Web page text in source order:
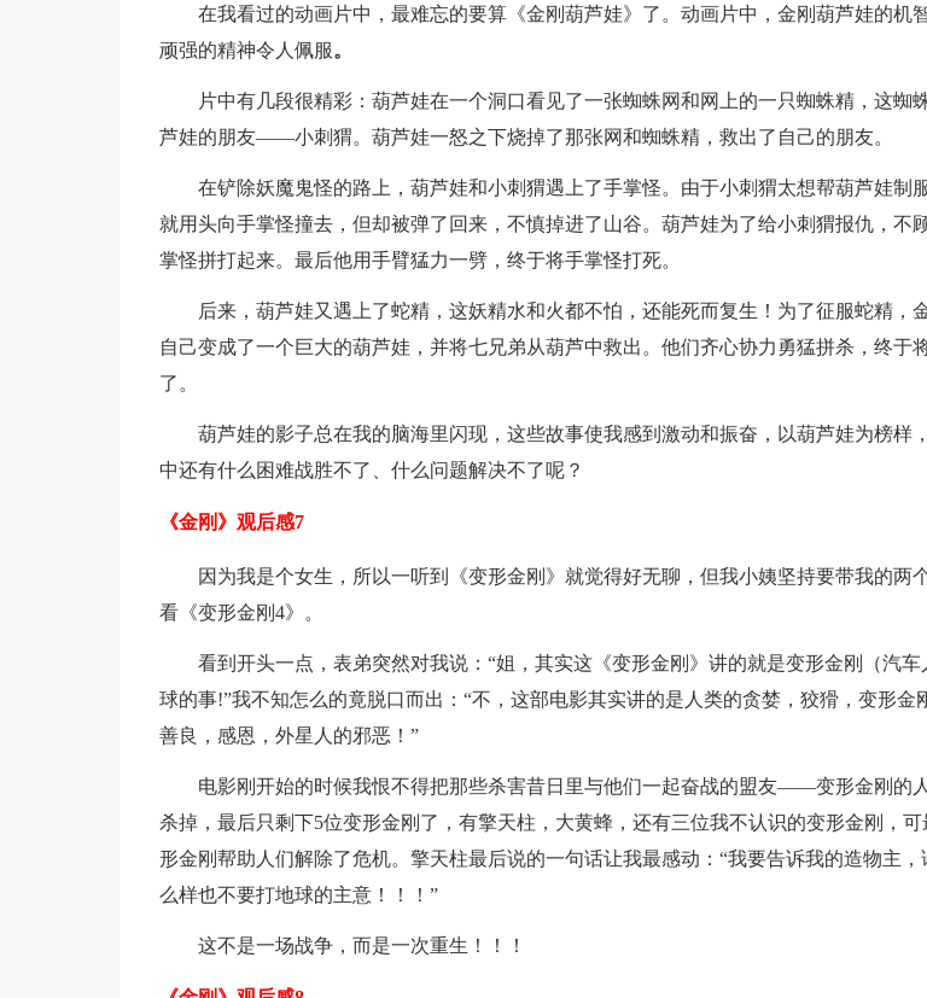
在我看过的动画片中，最难忘的要算《金刚葫芦娃》了。动画片中，金刚葫芦娃的机
顽强的精神令人佩服。
片中有几段很精彩：葫芦娃在一个洞口看见了一张蜘蛛网和网上的一只蜘蛛精，这蜘
芦娃的朋友——小刺猬。葫芦娃一怒之下烧掉了那张网和蜘蛛精，救出了自己的朋友。
在铲除妖魔鬼怪的路上，葫芦娃和小刺猬遇上了手掌怪。由于小刺猬太想帮葫芦娃制
就用头向手掌怪撞去，但却被弹了回来，不慎掉进了山谷。葫芦娃为了给小刺猬报仇，不
掌怪拼打起来。最后他用手臂猛力一劈，终于将手掌怪打死。
后来，葫芦娃又遇上了蛇精，这妖精水和火都不怕，还能死而复生！为了征服蛇精，
自己变成了一个巨大的葫芦娃，并将七兄弟从葫芦中救出。他们齐心协力勇猛拼杀，终于
了。
葫芦娃的影子总在我的脑海里闪现，这些故事使我感到激动和振奋，以葫芦娃为榜样
中还有什么困难战胜不了、什么问题解决不了呢？
《金刚》观后感7
因为我是个女生，所以一听到《变形金刚》就觉得好无聊，但我小姨坚持要带我的两
看《变形金刚4》。
看到开头一点，表弟突然对我说：“姐，其实这《变形金刚》讲的就是变形金刚（汽车
球的事!”我不知怎么的竟脱口而出：“不，这部电影其实讲的是人类的贪婪，狡猾，变形金
善良，感恩，外星人的邪恶！”
电影刚开始的时候我恨不得把那些杀害昔日里与他们一起奋战的盟友——变形金刚的
杀掉，最后只剩下5位变形金刚了，有擎天柱，大黄蜂，还有三位我不认识的变形金刚，
形金刚帮助人们解除了危机。擎天柱最后说的一句话让我最感动：“我要告诉我的造物主，
么样也不要打地球的主意！！！”
这不是一场战争，而是一次重生！！！